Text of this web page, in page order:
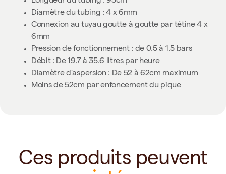
Diamètre du tubing : 4 x 6mm
Connexion au tuyau goutte à goutte par tétine 4 x
6mm
Pression de fonctionnement : de 0.5 à 1.5 bars
Débit : De 19.7 à 35.6 litres par heure
Diamètre d'aspersion : De 52 à 62cm maximum
Moins de 52cm par enfoncement du pique
Ces produits peuvent